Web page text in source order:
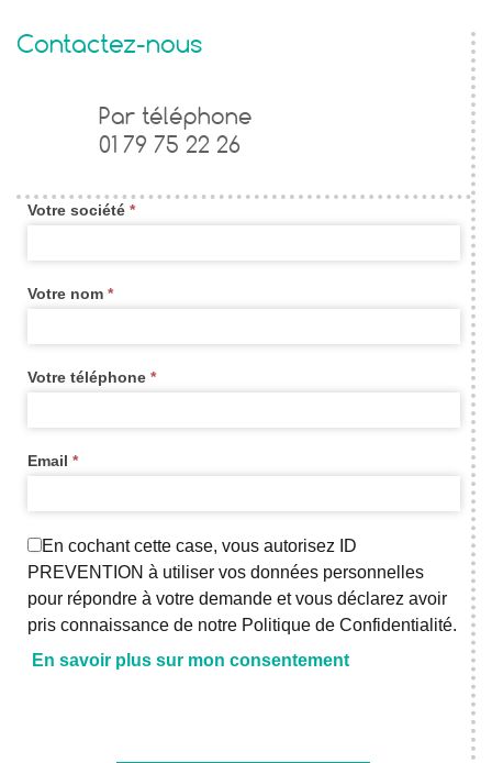
Contactez-nous
Formulaire
contact
Par téléphone
01 79 75 22 26
Votre société *
Votre nom *
Votre téléphone *
Email *
En cochant cette case, vous autorisez ID
PREVENTION à utiliser vos données personnelles
pour répondre à votre demande et vous déclarez avoir
pris connaissance de notre Politique de Confidentialité.
En savoir plus sur mon consentement